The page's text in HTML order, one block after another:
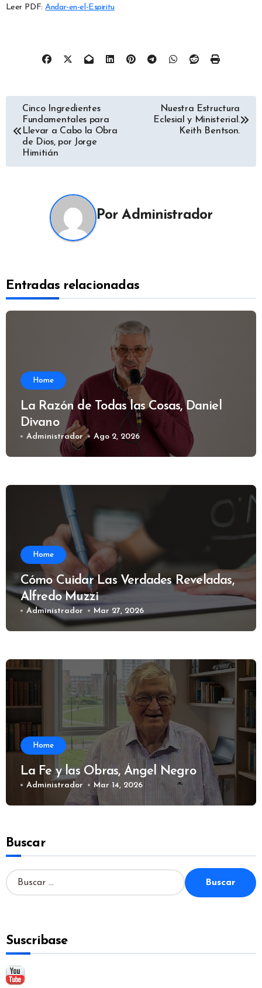
Leer PDF:Andar-en-el-Espiritu
Navegación
de
entradas
Cinco Ingredientes
Fundamentales para
Llevar a Cabo la Obra
de Dios, por Jorge
Himitián
Nuestra Estructura
Eclesial y Ministerial.
Keith Bentson.
PorAdministrador
Entradas relacionadas
Home
La Razón de Todas las Cosas, Daniel
Divano
Administrador Ago 2, 2026
Home
Cómo Cuidar Las Verdades Reveladas,
Alfredo Muzzi
Administrador Mar 27, 2026
Home
La Fe y las Obras, Ángel Negro
Administrador Mar 14, 2026
Buscar
B
u
r
:
Suscribase